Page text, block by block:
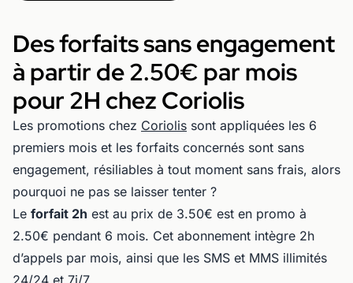
Des forfaits sans engagement
à partir de 2.50€ par mois
pour 2H chez Coriolis
Les promotions chez Coriolis sont appliquées les 6
premiers mois et les forfaits concernés sont sans
engagement, résiliables à tout moment sans frais, alors
pourquoi ne pas se laisser tenter ?
Le forfait 2h est au prix de 3.50€ est en promo à
2.50€ pendant 6 mois. Cet abonnement intègre 2h
d’appels par mois, ainsi que les SMS et MMS illimités
24/24 et 7j/7,